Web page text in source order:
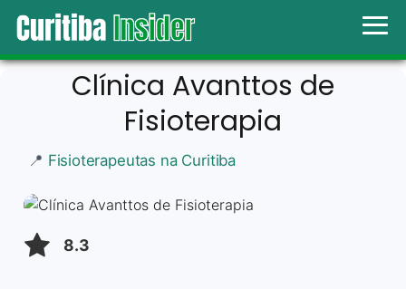
Clínica Avanttos de
Fisioterapia
📍 Fisioterapeutas na Curitiba
8.3